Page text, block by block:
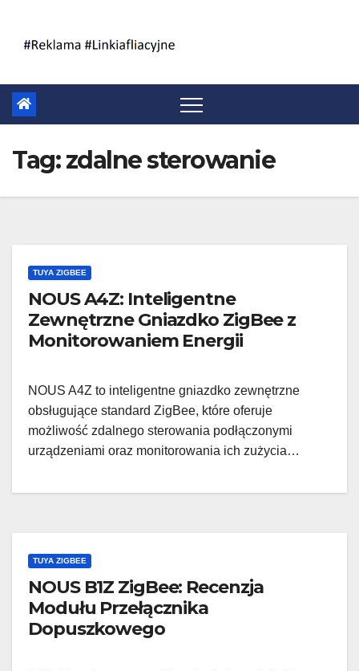
Tag:zdalne sterowanie
TUYA ZIGBEE
NOUS A4Z: Inteligentne
Zewnętrzne Gniazdko ZigBee z
Monitorowaniem Energii
NOUS A4Z to inteligentne gniazdko zewnętrzne
obsługujące standard ZigBee, które oferuje
możliwość zdalnego sterowania podłączonymi
urządzeniami oraz monitorowania ich zużycia…
TUYA ZIGBEE
NOUS B1Z ZigBee: Recenzja
Modułu Przełącznika
Dopuszkowego